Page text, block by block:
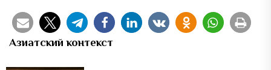
Азиатский контекст